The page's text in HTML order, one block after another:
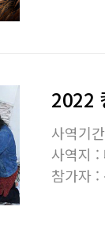
2022
사역기
사역지 :
참가자 :